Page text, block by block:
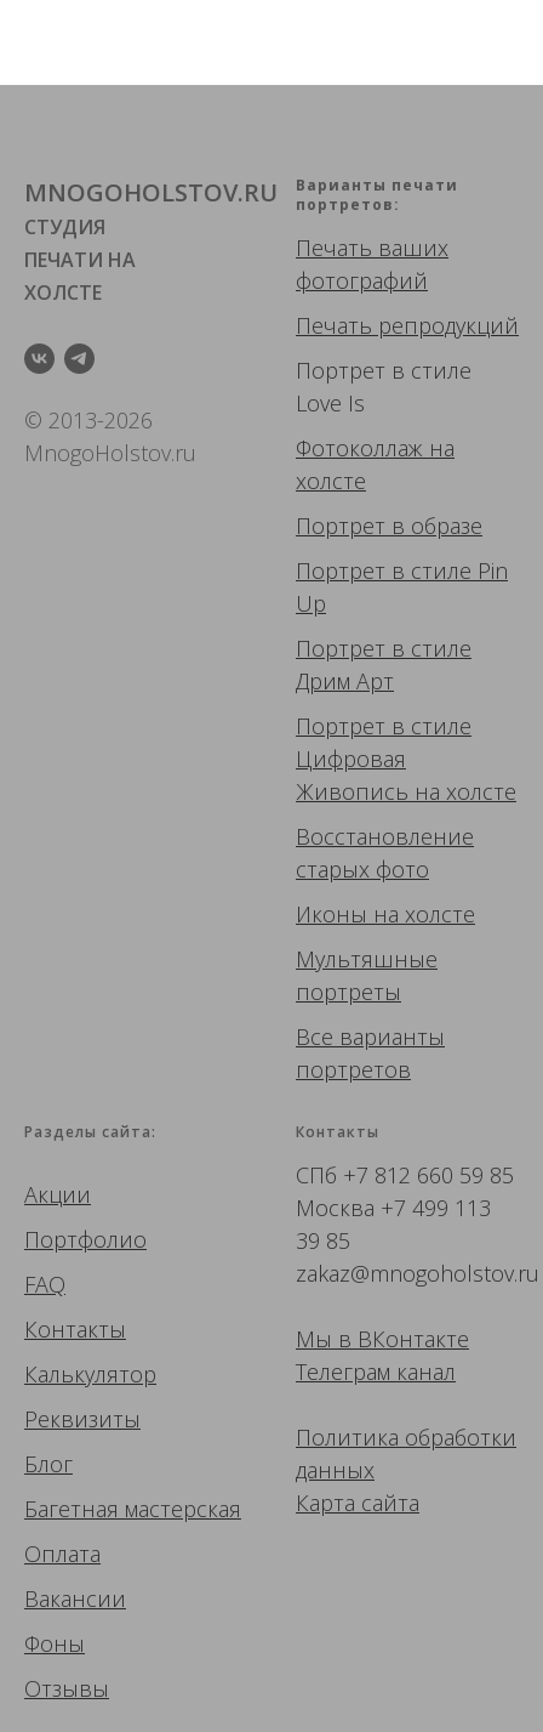
MNOGOHOLSTOV.RU
СТУДИЯ
ПЕЧАТИ НА
ХОЛСТЕ
© 2013-2026
MnogoHolstov.ru
Варианты печати
портретов:
Печать ваших
фотографий
Печать репродукций
Портрет в стиле
Love Is
Фотоколлаж на
холсте
Портрет в образе
Портрет в стиле Pin
Up
Портрет в стиле
Дрим Арт
Портрет в стиле
Цифровая
Живопись на холсте
Восстановление
старых фото
Иконы на холсте
Мультяшные
портреты
Все варианты
портретов
Разделы сайта:
Акции
Портфолио
FAQ
Контакты
Калькулятор
Реквизиты
Блог
Багетная мастерская
Оплата
Вакансии
Фоны
Отзывы
Контакты
СПб +7 812 660 59 85
Москва +7 499 113
39 85
zakaz@mnogoholstov.ru
Мы в ВКонтакте
Телеграм канал
Политика обработки
данных
Карта сайта